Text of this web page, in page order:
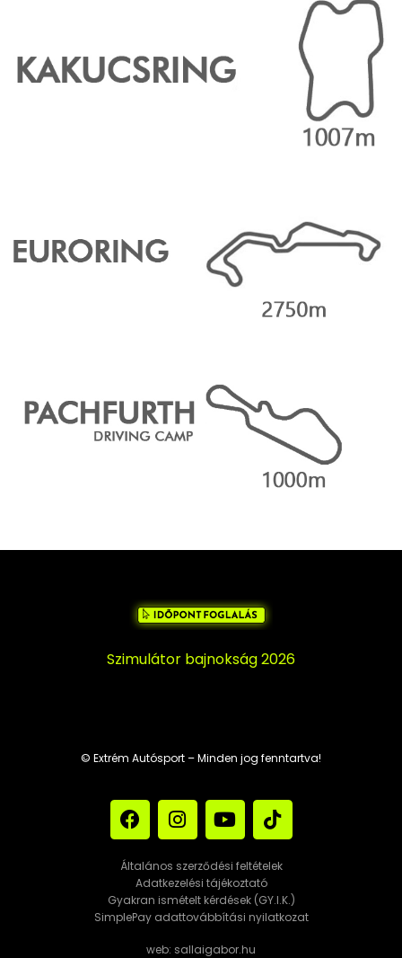
Szimulátor bajnokság 2026
© Extrém Autósport – Minden jog fenntartva!
Általános szerződési feltételek
Adatkezelési tájékoztató
Gyakran ismételt kérdések (GY.I.K.)
SimplePay adattovábbítási nyilatkozat
web: sallaigabor.hu